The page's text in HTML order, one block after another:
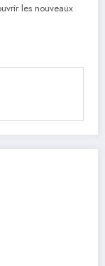
les nouveaux